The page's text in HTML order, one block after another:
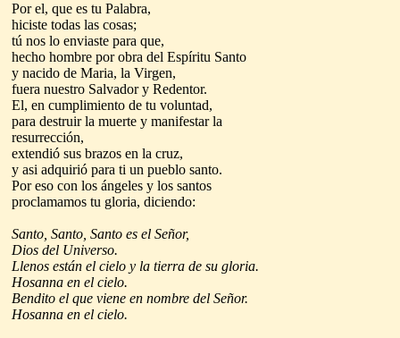
Por el, que es tu Palabra,
hiciste todas las cosas;
tú nos lo enviaste para que,
hecho hombre por obra del Espíritu Santo
y nacido de Maria, la Virgen,
fuera nuestro Salvador y Redentor.
El, en cumplimiento de tu voluntad,
para destruir la muerte y manifestar la
resurrección,
extendió sus brazos en la cruz,
y asi adquirió para ti un pueblo santo.
Por eso con los ángeles y los santos
proclamamos tu gloria, diciendo:
Santo, Santo, Santo es el Señor,
Dios del Universo.
Llenos están el cielo y la tierra de su gloria.
Hosanna en el cielo.
Bendito el que viene en nombre del Señor.
Hosanna en el cielo.